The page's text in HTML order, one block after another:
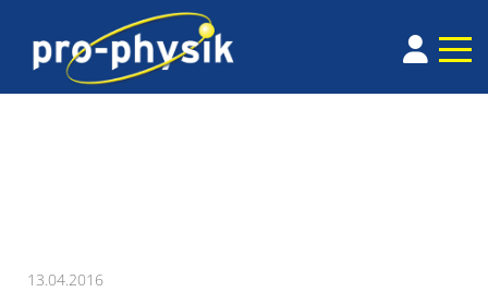
13.04.2016